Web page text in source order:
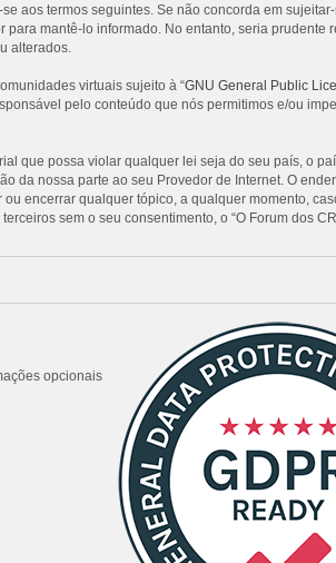
se aos termos seguintes. Se não concorda em
mantê-lo informado. No entanto, seria prudente
alterados.
virtuais sujeito à “GNU General Public
pelo conteúdo que nós permitimos e/ou
que possa violar qualquer lei seja do seu país, o
da nossa parte ao seu Provedor de Internet. O
encerrar qualquer tópico, a qualquer momento,
sem o seu consentimento, o “O Forum dos
opcionais